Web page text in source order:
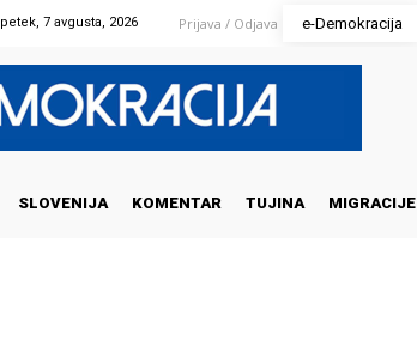
petek, 7 avgusta, 2026 Prijava / Odjava e-Demokracija
SLOVENIJA KOMENTAR TUJINA MIGRACIJE